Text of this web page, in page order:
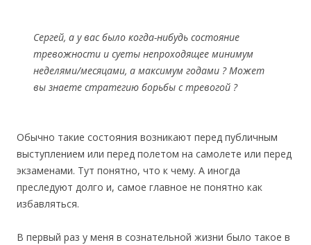
Cергей, а у вас было когда-нибудь состояние
тревожности и суеты непроходящее минимум
неделями/месяцами, а максимум годами ? Может
вы знаете стратегию борьбы с тревогой ?
Обычно такие состояния возникают перед публичным
выступлением или перед полетом на самолете или перед
экзаменами. Тут понятно, что к чему. А иногда
преследуют долго и, самое главное не понятно как
избавляться.
В первый раз у меня в сознательной жизни было такое в